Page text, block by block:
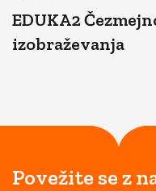
EDUKA2
izobraževanja
Povežite se z